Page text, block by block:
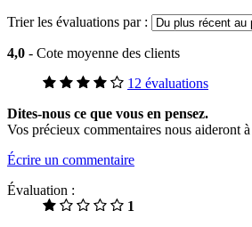
Trier les évaluations par :
4,0 - Cote moyenne des clients
12 évaluations
Dites-nous ce que vous en pensez.
Vos précieux commentaires nous aideront
Écrire un commentaire
Évaluation :
1